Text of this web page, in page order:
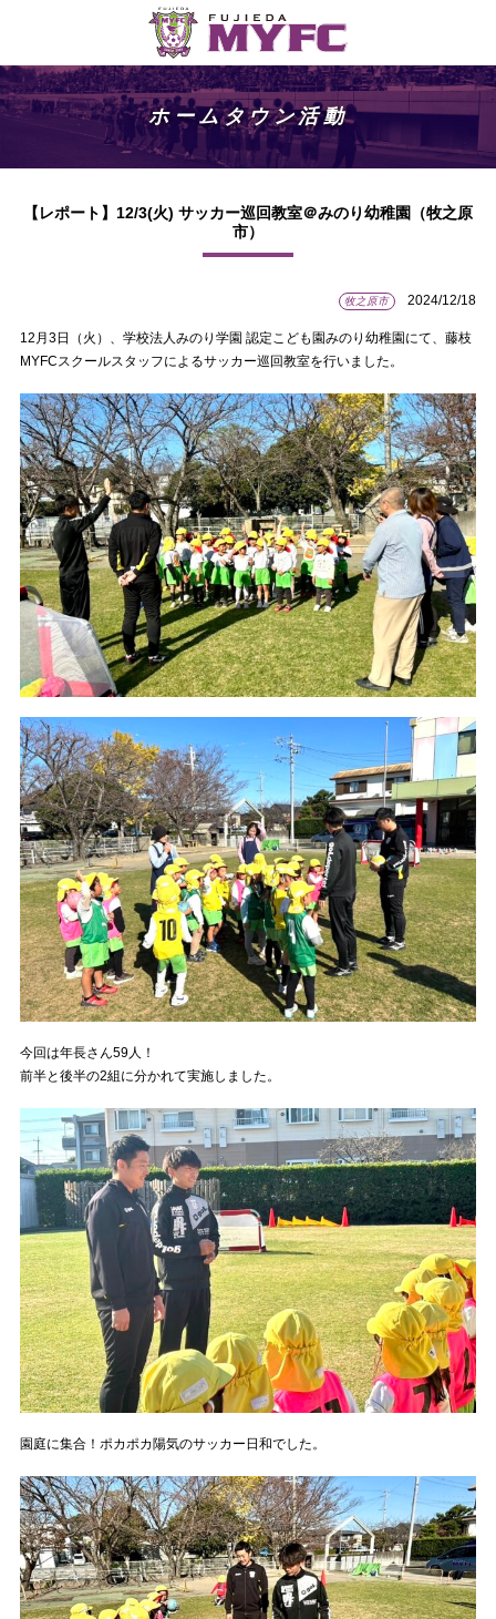
ホームタウン活動
【レポート】12/3(火) サッカー巡回教室＠みのり幼稚園（牧之原
市）
牧之原市 2024/12/18
12月3日（火）、学校法人みのり学園 認定こども園みのり幼稚園にて、藤枝
MYFCスクールスタッフによるサッカー巡回教室を行いました。
今回は年長さん59人！
前半と後半の2組に分かれて実施しました。
園庭に集合！ポカポカ陽気のサッカー日和でした。